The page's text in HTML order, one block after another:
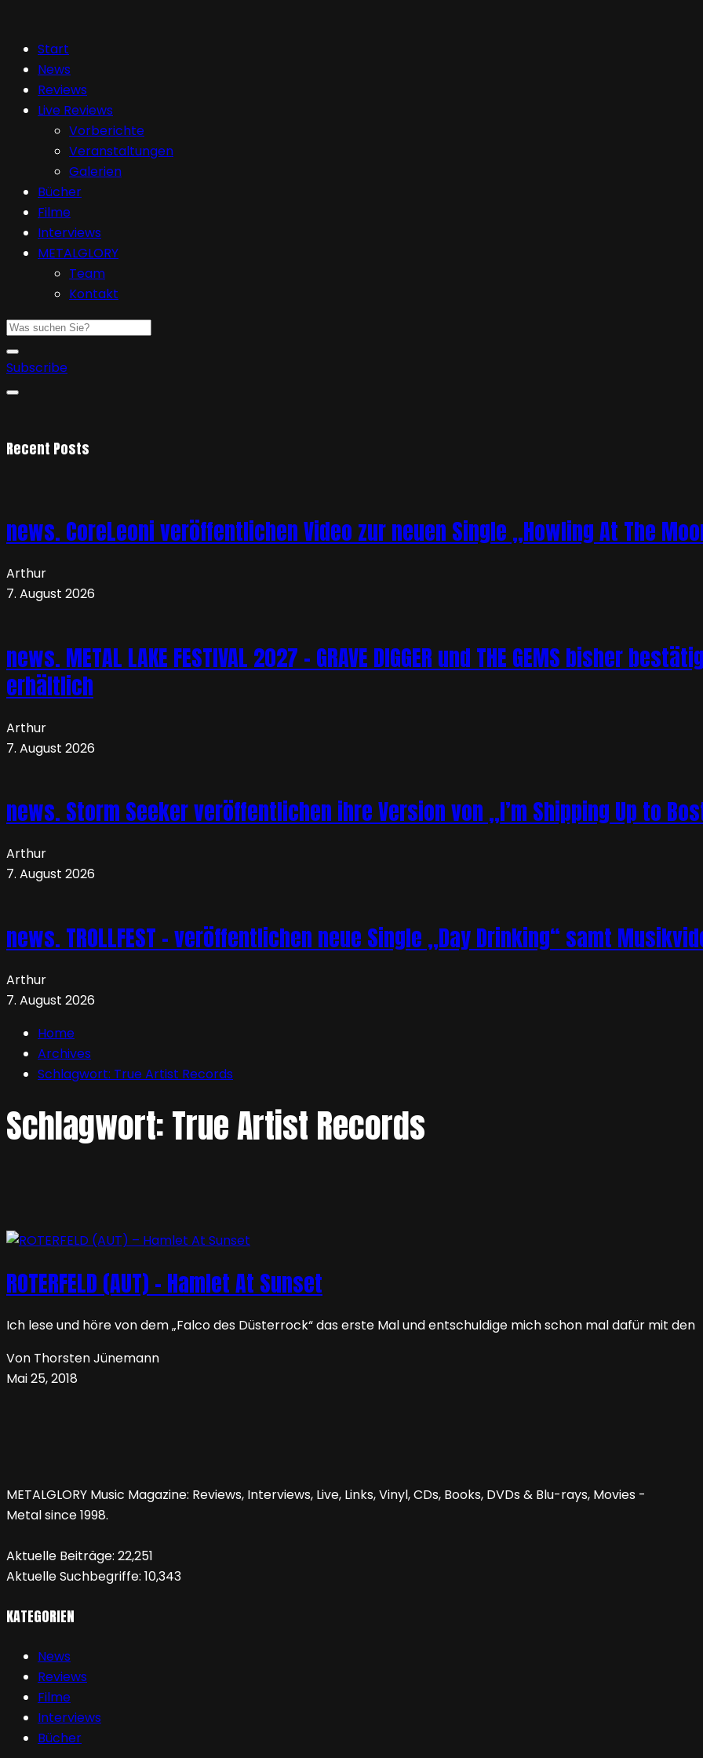
Start
News
Reviews
Live Reviews
Vorberichte
Veranstaltungen
Galerien
Bücher
Filme
Interviews
METALGLORY
Team
Kontakt
Subscribe
Recent Posts
news. CoreLeoni veröffentlichen Video zur neuen Single „Howling At The
Arthur
7. August 2026
news. METAL LAKE FESTIVAL 2027 – GRAVE DIGGER und THE GEMS bisher
erhältlich
Arthur
7. August 2026
news. Storm Seeker veröffentlichen ihre Version von „I’m Shipping Up to
Arthur
7. August 2026
news. TROLLFEST – veröffentlichen neue Single „Day Drinking“ samt
Arthur
7. August 2026
Home
Archives
Schlagwort: True Artist Records
Schlagwort:True Artist Records
ROTERFELD (AUT) – Hamlet At Sunset
Ich lese und höre von dem „Falco des Düsterrock“ das erste Mal und entschuldige mich schon mal dafür mit den
Von Thorsten Jünemann
Mai 25, 2018
METALGLORY Music Magazine: Reviews, Interviews, Live, Links, Vinyl, CDs, Books, DVDs & Blu-rays, Movies -
Metal since 1998.
Aktuelle Beiträge: 22,251
Aktuelle Suchbegriffe: 10,343
KATEGORIEN
News
Reviews
Filme
Interviews
Bücher